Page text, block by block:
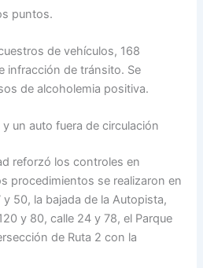
puntos.
de vehículos, 168
infracción de tránsito. Se
de alcoholemia positiva.
un auto fuera de circulación
reforzó los controles en
procedimientos se realizaron en
50, la bajada de la Autopista,
y 80, calle 24 y 78, el Parque
de Ruta 2 con la